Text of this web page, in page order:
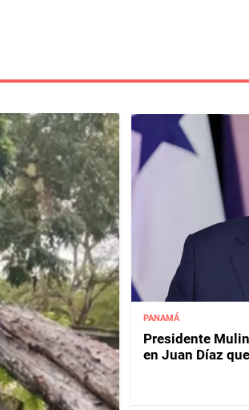
PANAMÁ
Presidente
en Juan Díaz